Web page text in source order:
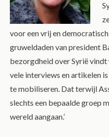
voor een vrij en
gruweldaden van president
bezorgdheid over Syrië
vele interviews en artikelen
te mobiliseren. Dat terwijl
slechts een bepaalde groep
wereld aangaan.’